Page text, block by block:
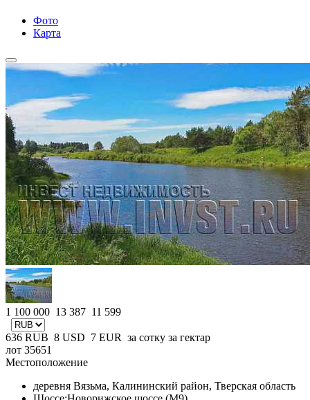
Фото
Карта
1 100 000 13 387 11 599
636 RUB 8 USD 7 EUR за сотку за гектар
лот 35651
Местоположение
деревня Вязьма, Калининский район, Тверская область